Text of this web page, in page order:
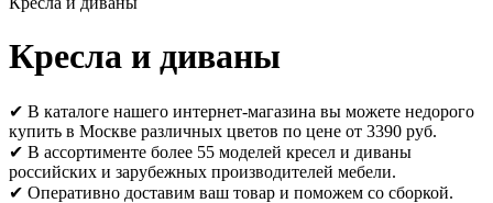
Кресла и диваны
✔ В каталоге нашего интернет-магазина вы можете недорого
купить в Москве различных цветов по цене от 3390 руб.
✔ В ассортименте более 55 моделей кресел и диваны
российских и зарубежных производителей мебели.
✔ Оперативно доставим ваш товар и поможем со сборкой.